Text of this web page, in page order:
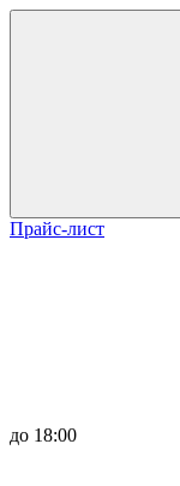
Прайс-лист
до 18:00